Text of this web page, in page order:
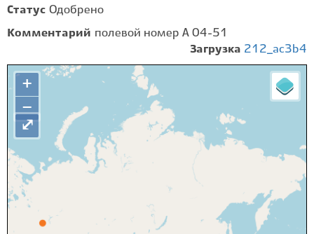
Статус Одобрено
Комментарий полевой номер А 04-51
Загрузка 212_ac3b4
+
−
⤢